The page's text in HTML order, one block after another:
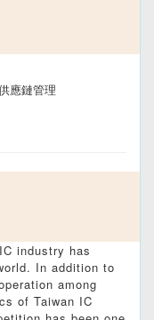
應鏈管理
industry has
In addition to
among
of Taiwan IC